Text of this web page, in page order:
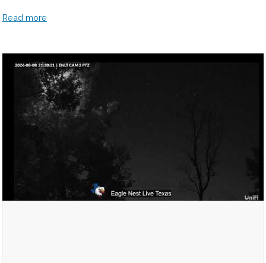
Read more